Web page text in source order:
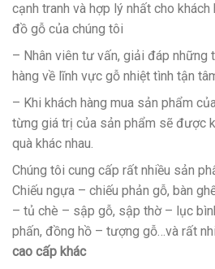
cạnh tranh và hợp lý nhất cho
đồ gỗ của chúng tôi
– Nhân viên tư vấn, giải đáp những
hàng về lĩnh vực gỗ nhiệt tình tận
– Khi khách hàng mua sản phẩm
từng giá trị của sản phẩm sẽ được
quà khác nhau.
Chúng tôi cung cấp rất nhiều sản
Chiếu ngựa – chiếu phản gỗ, bàn
– tủ chè – sập gỗ, sập thờ – lục
phấn, đồng hồ – tượng gỗ…và rất
cao cấp khác